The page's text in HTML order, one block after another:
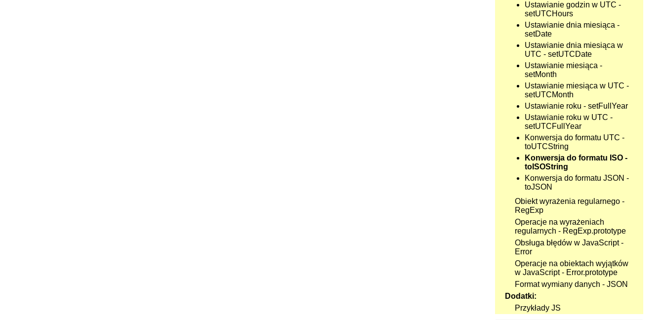
Ustawianie godzin w UTC -
setUTCHours
Ustawianie dnia miesiąca -
setDate
Ustawianie dnia miesiąca w
UTC - setUTCDate
Ustawianie miesiąca -
setMonth
Ustawianie miesiąca w UTC -
setUTCMonth
Ustawianie roku - setFullYear
Ustawianie roku w UTC -
setUTCFullYear
Konwersja do formatu UTC -
toUTCString
Konwersja do formatu ISO -
toISOString
Konwersja do formatu JSON -
toJSON
Obiekt wyrażenia regularnego -
RegExp
Operacje na wyrażeniach
regularnych - RegExp.prototype
Obsługa błędów w JavaScript -
Error
Operacje na obiektach wyjątków
w JavaScript - Error.prototype
Format wymiany danych - JSON
Dodatki:
Przykłady JS